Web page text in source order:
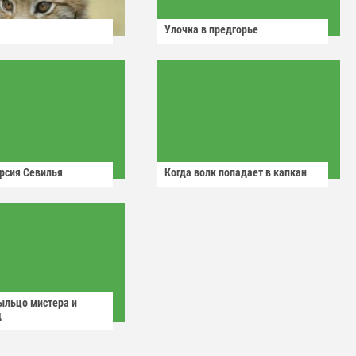
Улочка в предгорье
Севилья Когда волк попадает в капкан
мистера и